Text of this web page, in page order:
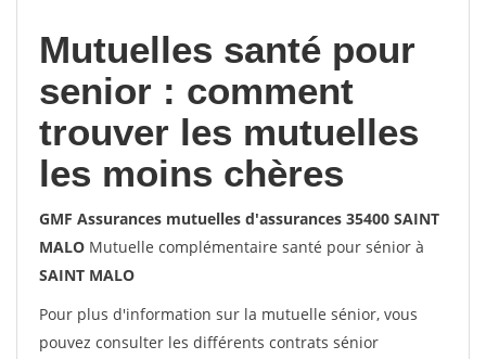
Mutuelles santé pour
senior : comment
trouver les mutuelles
les moins chères
GMF Assurances mutuelles d'assurances 35400 SAINT
MALO Mutuelle complémentaire santé pour sénior à
SAINT MALO
Pour plus d'information sur la mutuelle sénior, vous
pouvez consulter les différents contrats sénior